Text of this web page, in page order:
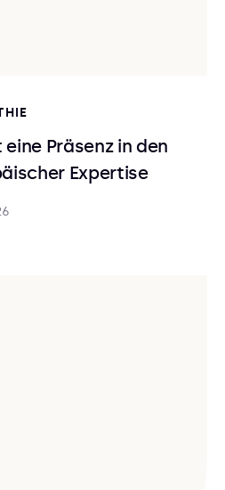
Präsenz in den
Expertise